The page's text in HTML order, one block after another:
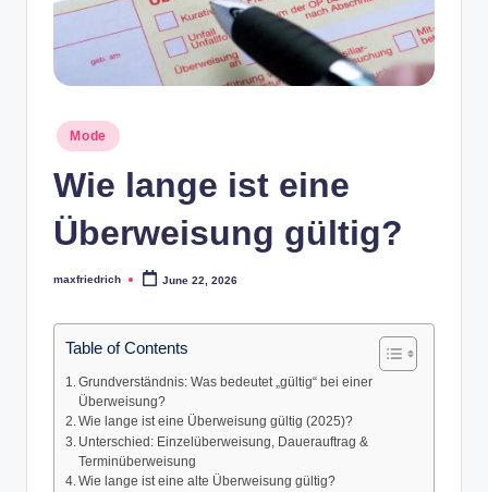
Posted
in
Mode
Wie lange ist eine
Überweisung gültig?
Posted
maxfriedrich June 22, 2026
Table of Contents
Grundverständnis: Was bedeutet „gültig“ bei einer
Überweisung?
Wie lange ist eine Überweisung gültig (2025)?
Unterschied: Einzelüberweisung, Dauerauftrag &
Terminüberweisung
Wie lange ist eine alte Überweisung gültig?